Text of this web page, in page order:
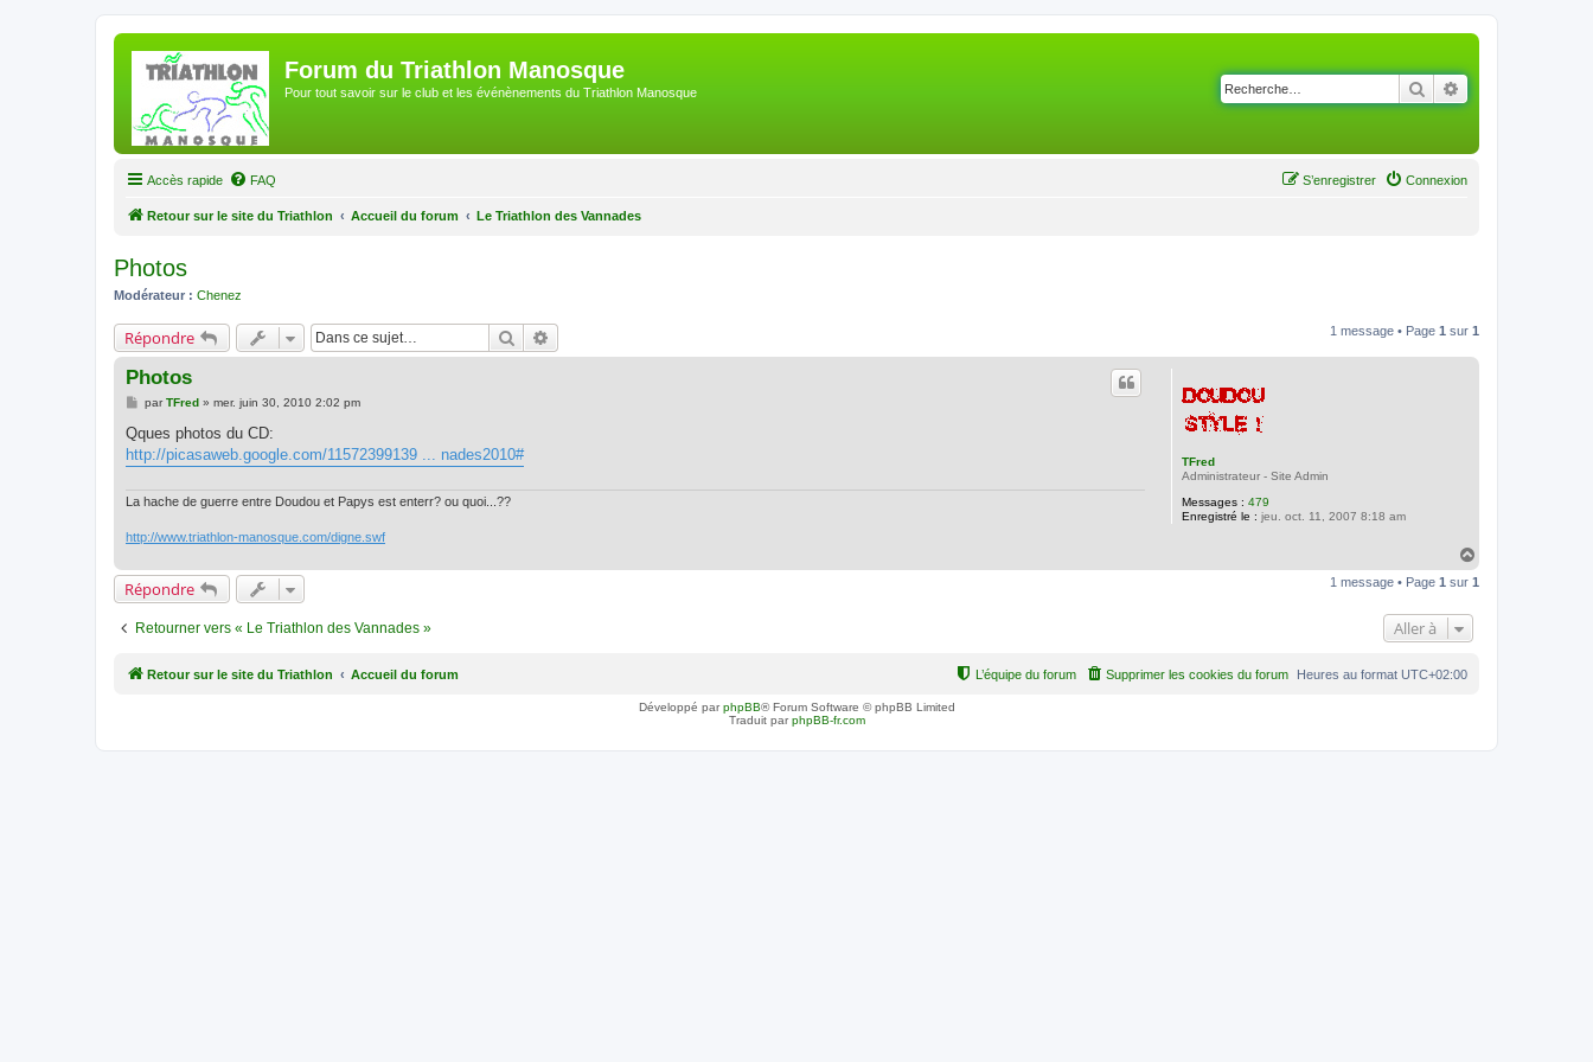
Forum du Triathlon Manosque
Pour tout savoir sur le club et les événènements du Triathlon Manosque Rechercher
Accès rapide FAQ Connexion
S’enregistrer
Retour sur le site du Triathlon Accueil du forum Le Triathlon des Vannades
Photos
Modérateur : Chenez
Répondre Rechercher 1 message • Page 1 sur 1
TFred
Administrateur - Site Admin
Messages : 479
Enregistré le : jeu. oct. 11, 2007 8:18 am
Photos
M
s
s
a
parTFred» mer. juin 30, 2010 2:02 pm
Qques photos du CD:
http://picasaweb.google.com/11572399139 ... nades2010#
La hache de guerre entre Doudou et Papys est enterr? ou quoi...??
http://www.triathlon-manosque.com/digne.swf
u
Répondre 1 message • Page 1 sur 1
Retourner vers « Le Triathlon des Vannades » Aller à
Retour sur le site du Triathlon Accueil du forum Heures au format UTC+02:00
Supprimer les cookies du forum
L’équipe du forum
Développé parphpBB® Forum Software © phpBB Limited
Traduit parphpBB-fr.com